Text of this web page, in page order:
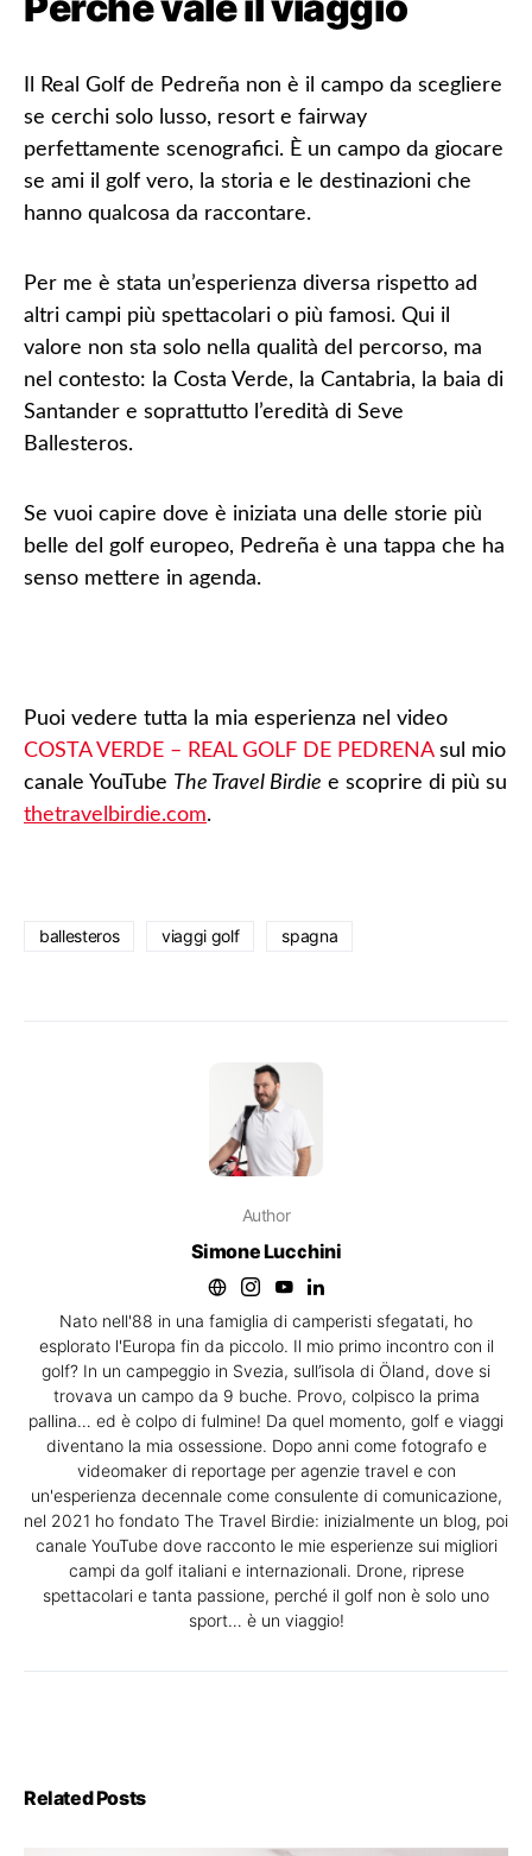
Il Real Golf de Pedreña non è il campo da scegliere
se cerchi solo lusso, resort e fairway
perfettamente scenografici. È un campo da giocare
se ami il golf vero, la storia e le destinazioni che
hanno qualcosa da raccontare.
Per me è stata un’esperienza diversa rispetto ad
altri campi più spettacolari o più famosi. Qui il
valore non sta solo nella qualità del percorso, ma
nel contesto: la Costa Verde, la Cantabria, la baia di
Santander e soprattutto l’eredità di Seve
Ballesteros.
Se vuoi capire dove è iniziata una delle storie più
belle del golf europeo, Pedreña è una tappa che ha
senso mettere in agenda.
Puoi vedere tutta la mia esperienza nel video
COSTA VERDE – REAL GOLF DE PEDRENAsul mio
canale YouTube The Travel Birdie e scoprire di più su
thetravelbirdie.com.
ballesteros viaggi golf spagna
Author
Simone Lucchini
Nato nell'88 in una famiglia di camperisti sfegatati, ho
esplorato l'Europa fin da piccolo. Il mio primo incontro con il
golf? In un campeggio in Svezia, sull’isola di Öland, dove si
trovava un campo da 9 buche. Provo, colpisco la prima
pallina… ed è colpo di fulmine! Da quel momento, golf e viaggi
diventano la mia ossessione. Dopo anni come fotografo e
videomaker di reportage per agenzie travel e con
un'esperienza decennale come consulente di comunicazione,
nel 2021 ho fondato The Travel Birdie: inizialmente un blog, poi
canale YouTube dove racconto le mie esperienze sui migliori
campi da golf italiani e internazionali. Drone, riprese
spettacolari e tanta passione, perché il golf non è solo uno
sport… è un viaggio!
Related Posts